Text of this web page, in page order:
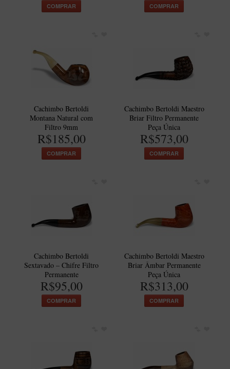
COMPRAR COMPRAR
Cachimbo Bertoldi
Montana Natural com
Filtro 9mm
R$185,00
COMPRAR
Cachimbo Bertoldi Maestro
Briar Filtro Permanente
Peça Única
R$573,00
COMPRAR
Cachimbo Bertoldi
Sextavado – Chifre Filtro
Permanente
R$95,00
COMPRAR
Cachimbo Bertoldi Maestro
Briar Âmbar Permanente
Peça Única
R$313,00
COMPRAR